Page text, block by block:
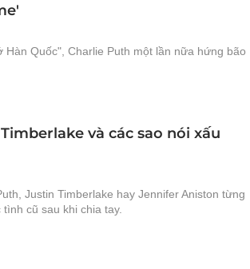
Quốc", Charlie Puth một lần nữa hứng bão
và các sao nói xấu
Justin Timberlake hay Jennifer Aniston từng
cũ sau khi chia tay.